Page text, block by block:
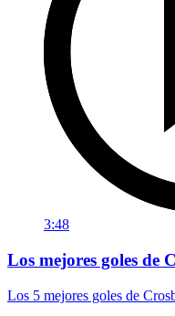
3:48
Los mejores goles de
Los 5 mejores goles de